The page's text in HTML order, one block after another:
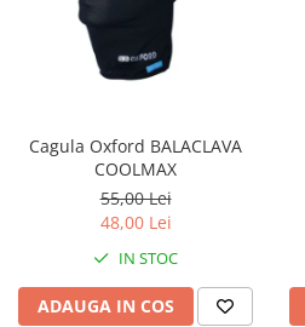
Pantaloni
Tricou/Pantaloni termici
Veste airbag
Echipament Impermeabil
Accesorii echipamente
Cagula Oxford BALACLAVA
COOLMAX
55,00 Lei
48,00 Lei
IN STOC
ADAUGA IN COS